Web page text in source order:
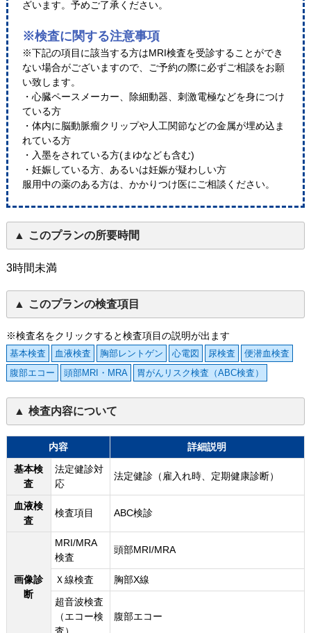
ざいます。予めご了承ください。
※検査に関する注意事項
※下記の項目に該当する方はMRI検査を受診することができ
ない場合がございますので、ご予約の際に必ずご相談をお願
い致します。
・心臓ペースメーカー、除細動器、刺激電極などを身につけ
ている方
・体内に脳動脈瘤クリップや人工関節などの金属が埋め込ま
れている方
・入墨をされている方(まゆなども含む)
・妊娠している方、あるいは妊娠が疑わしい方
服用中の薬のある方は、かかりつけ医にご相談ください。
このプランの所要時間
3時間未満
このプランの検査項目
※検査名をクリックすると検査項目の説明が出ます
基本検査 血液検査 胸部レントゲン 心電図 尿検査
便潜血検査
腹部エコー
頭部MRI・MRA 胃がんリスク検査（ABC検査）
検査内容について
内容
詳細説明
基本検
査
法定健診対
応
法定健診（雇入れ時、定期健康診断）
血液検
査
検査項目 ABC検診
画像診
断
MRI/MRA
検査
頭部MRI/MRA
Ｘ線検査
胸部X線
超音波検査
（エコー検
腹部エコー